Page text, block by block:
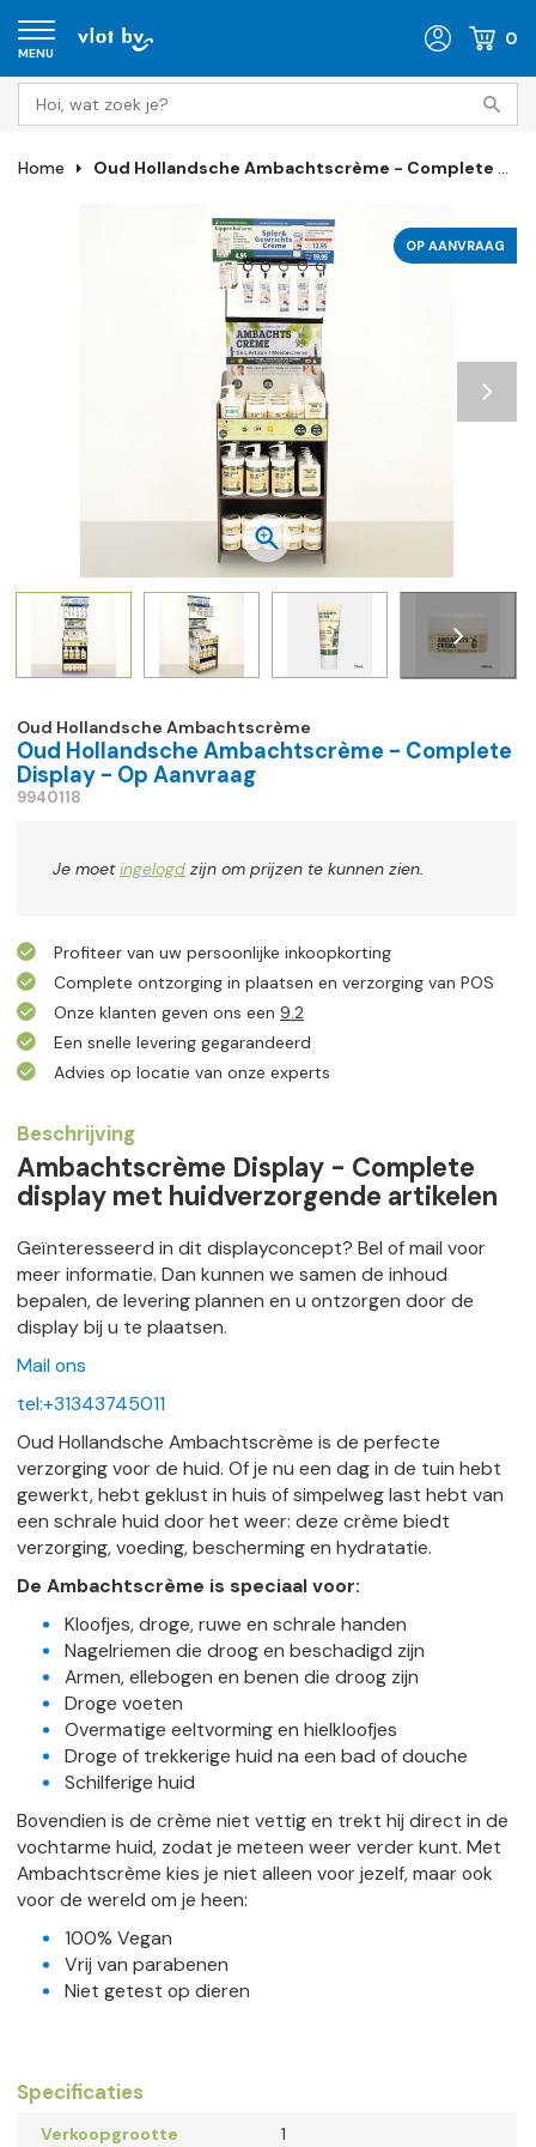
MENU
0
Home Oud Hollandsche Ambachtscrème - Complete Display - Op Aanvraag
OP AANVRAAG
Oud Hollandsche Ambachtscrème
Oud Hollandsche Ambachtscrème - Complete
Display - Op Aanvraag
9940118
Je moetingelogd zijn om prijzen te kunnen zien.
Profiteer van uw persoonlijke inkoopkorting
Complete ontzorging in plaatsen en verzorging van POS
Onze klanten geven ons een 9.2
Een snelle levering gegarandeerd
Advies op locatie van onze experts
Beschrijving
Ambachtscrème Display - Complete
display met huidverzorgende artikelen
Geïnteresseerd in dit displayconcept? Bel of mail voor
meer informatie. Dan kunnen we samen de inhoud
bepalen, de levering plannen en u ontzorgen door de
display bij u te plaatsen.
Mail ons
tel:+31343745011
Oud Hollandsche Ambachtscrème is de perfecte
verzorging voor de huid. Of je nu een dag in de tuin hebt
gewerkt, hebt geklust in huis of simpelweg last hebt van
een schrale huid door het weer: deze crème biedt
verzorging, voeding, bescherming en hydratatie.
De Ambachtscrème is speciaal voor:
Kloofjes, droge, ruwe en schrale handen
Nagelriemen die droog en beschadigd zijn
Armen, ellebogen en benen die droog zijn
Droge voeten
Overmatige eeltvorming en hielkloofjes
Droge of trekkerige huid na een bad of douche
Schilferige huid
Bovendien is de crème niet vettig en trekt hij direct in de
vochtarme huid, zodat je meteen weer verder kunt. Met
Ambachtscrème kies je niet alleen voor jezelf, maar ook
voor de wereld om je heen:
100% Vegan
Vrij van parabenen
Niet getest op dieren
Specificaties
Verkoopgrootte 1